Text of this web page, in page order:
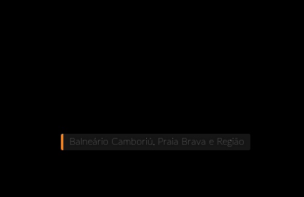
Balneário Camboriú, Praia Brava e Região